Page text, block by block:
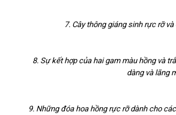
7. Cây thông giáng sinh rực rỡ
8. Sự kết hợp của hai gam màu hồng và
dàng và lãng
9. Những đóa hoa hồng rực rỡ dành cho